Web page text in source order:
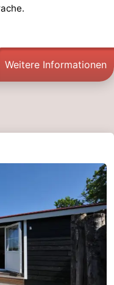
Weitere Informationen